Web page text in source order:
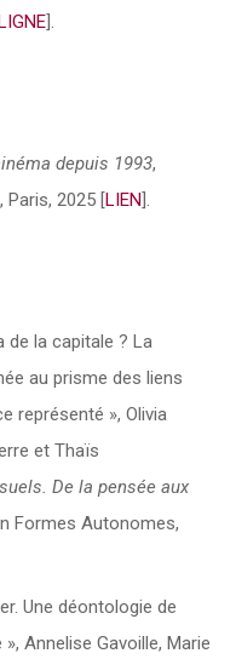
].
depuis 1993,
Paris, 2025 [LIEN].
de la capitale ? La
au prisme des liens
représenté », Olivia
et Thaïs
De la pensée aux
Formes Autonomes,
Une déontologie de
Annelise Gavoille, Marie